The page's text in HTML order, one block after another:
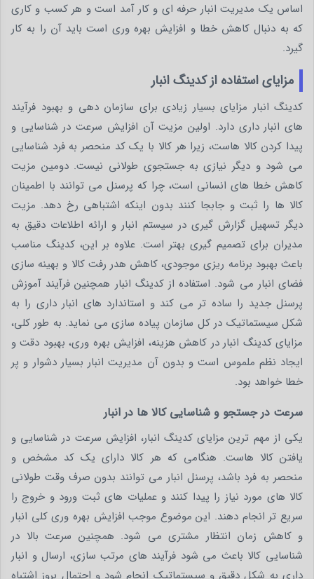
اساس یک مدیریت انبار حرفه ای و کار آمد است و هر کسب و کاری
که به دنبال کاهش خطا و افزایش بهره وری است باید آن را به کار
گیرد.
مزایای استفاده از کدینگ انبار
کدینگ انبار مزایای بسیار زیادی برای سازمان دهی و بهبود فرآیند
های انبار داری دارد. اولین مزیت آن افزایش سرعت در شناسایی و
پیدا کردن کالا هاست، زیرا هر کالا با یک کد منحصر به فرد شناسایی
می شود و دیگر نیازی به جستجوی طولانی نیست. دومین مزیت
کاهش خطا های انسانی است، چرا که پرسنل می توانند با اطمینان
کالا ها را ثبت و جابجا کنند بدون اینکه اشتباهی رخ دهد. مزیت
دیگر تسهیل گزارش گیری در سیستم انبار و ارائه اطلاعات دقیق به
مدیران برای تصمیم گیری بهتر است. علاوه بر این، کدینگ مناسب
باعث بهبود برنامه ریزی موجودی، کاهش هدر رفت کالا و بهینه سازی
فضای انبار می شود. استفاده از کدینگ انبار همچنین فرآیند آموزش
پرسنل جدید را ساده تر می کند و استاندارد های انبار داری را به
شکل سیستماتیک در کل سازمان پیاده سازی می نماید. به طور کلی،
مزایای کدینگ انبار در کاهش هزینه، افزایش بهره وری، بهبود دقت و
ایجاد نظم ملموس است و بدون آن مدیریت انبار بسیار دشوار و پر
خطا خواهد بود.
سرعت در جستجو و شناسایی کالا ها در انبار
یکی از مهم ترین مزایای کدینگ انبار، افزایش سرعت در شناسایی و
یافتن کالا هاست. هنگامی که هر کالا دارای یک کد مشخص و
منحصر به فرد باشد، پرسنل انبار می توانند بدون صرف وقت طولانی
کالا های مورد نیاز را پیدا کنند و عملیات های ثبت ورود و خروج را
سریع تر انجام دهند. این موضوع موجب افزایش بهره وری کلی انبار
و کاهش زمان انتظار مشتری می شود. همچنین سرعت بالا در
شناسایی کالا باعث می شود فرآیند های مرتب سازی، ارسال و انبار
داری به شکل دقیق و سیستماتیک انجام شود و احتمال بروز اشتباه